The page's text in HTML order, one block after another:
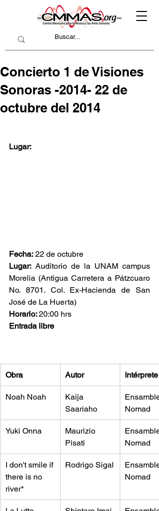
Concierto 1 de Visiones
Sonoras -2014- 22 de
octubre del 2014
Lugar:
Fecha: 22 de octubre
Lugar: Auditorio de la UNAM campus
Morelia (Antigua Carretera a Pátzcuaro
No. 8701. Col. Ex-Hacienda de San
José de La Huerta)
Horario: 20:00 hrs
Entrada libre
Obra Autor Intérprete
Noah Noah
Kaija
Saariaho
Ensamble
Nomad
Yuki Onna
Maurizio
Pisati
Ensamble
Nomad
I don't smile if
there is no
river*
Rodrigo Sigal
Ensamble
Nomad